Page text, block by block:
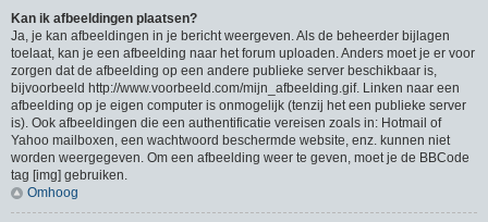
Kan ik afbeeldingen plaatsen?
Ja, je kan afbeeldingen in je bericht weergeven. Als de beheerder bijlagen
toelaat, kan je een afbeelding naar het forum uploaden. Anders moet je er voor
zorgen dat de afbeelding op een andere publieke server beschikbaar is,
bijvoorbeeld http://www.voorbeeld.com/mijn_afbeelding.gif. Linken naar een
afbeelding op je eigen computer is onmogelijk (tenzij het een publieke server
is). Ook afbeeldingen die een authentificatie vereisen zoals in: Hotmail of
Yahoo mailboxen, een wachtwoord beschermde website, enz. kunnen niet
worden weergegeven. Om een afbeelding weer te geven, moet je de BBCode
tag [img] gebruiken.
Omhoog